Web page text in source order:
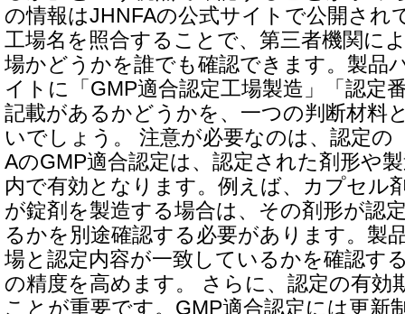
の情報はJHNFAの公式サイトで公開され
工場名を照合することで、第三者機関に
場かどうかを誰でも確認できます。製品
イトに「GMP適合認定工場製造」「認定
記載があるかどうかを、一つの判断材料
いでしょう。 注意が必要なのは、認定の
AのGMP適合認定は、認定された剤形や
内で有効となります。例えば、カプセル
が錠剤を製造する場合は、その剤形が認
るかを別途確認する必要があります。製
場と認定内容が一致しているかを確認す
の精度を高めます。 さらに、認定の有効
ことが重要です。GMP適合認定には更新